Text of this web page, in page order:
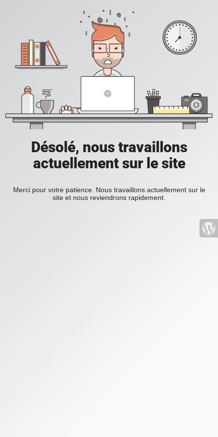
Désolé, nous travaillons
actuellement sur le site
Merci pour votre patience. Nous travaillons actuellement sur le
site et nous reviendrons rapidement.